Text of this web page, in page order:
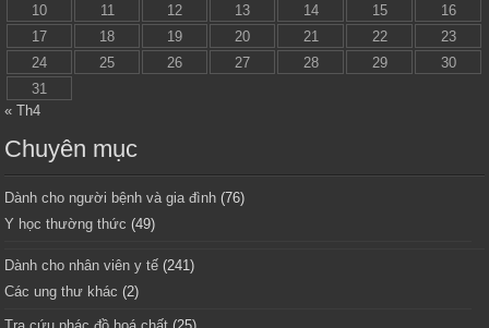
10
11 12 13 14 15
16
17
18 19 20 21 22
23
24
25 26 27 28 29
30
31
« Th4
Chuyên mục
Dành cho người bệnh và gia đình (76)
Y học thường thức (49)
Dành cho nhân viên y tế (241)
Các ung thư khác (2)